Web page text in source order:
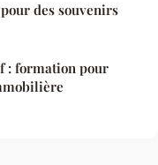
des souvenirs
: formation pour